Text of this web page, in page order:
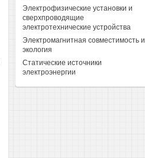
Электрофизические установки и
сверхпроводящие
электротехнические устройства
Электромагнитная совместимость и
экология
Статические источники
электроэнергии